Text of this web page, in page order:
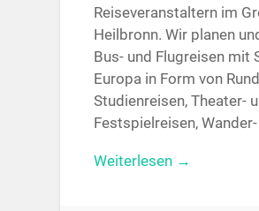
Reiseveranstaltern im
Heilbronn. Wir planen
Bus- und Flugreisen mit
Europa in Form von
Studienreisen, Theater-
Festspielreisen,
Weiterlesen →